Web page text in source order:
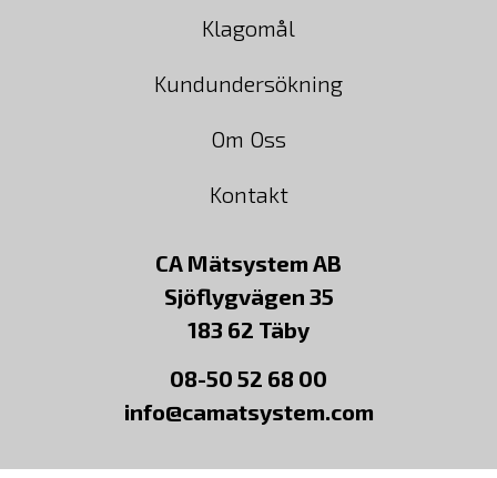
Klagomål
Kundundersökning
Om Oss
Kontakt
CA Mätsystem AB
Sjöflygvägen 35
183 62 Täby
08-50 52 68 00
info@camatsystem.com